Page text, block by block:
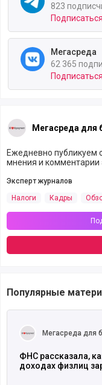
823
Подписаться
Мегасреда
62 365
Подписаться
Мегасреда для
Ежедневно публикуем
мнения и комментарии
Эксперт журналов
Налоги
Кадры
Популярные
Мегасреда для
ФНС рассказала,
доходах физлиц